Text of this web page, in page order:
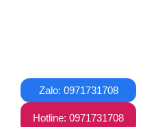
Zalo: 0971731708
Hotline: 0971731708